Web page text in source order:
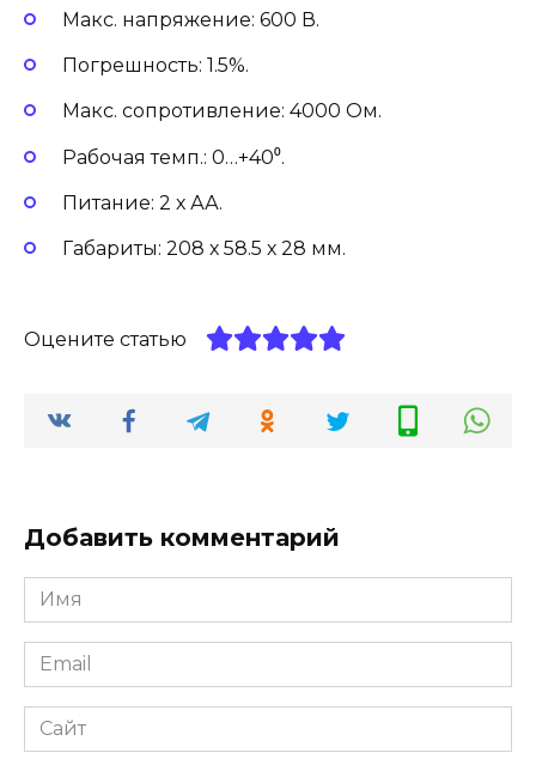
Макс. напряжение: 600 В.
Погрешность: 1.5%.
Макс. сопротивление: 4000 Ом.
Рабочая темп.: 0…+40⁰.
Питание: 2 х АА.
Габариты: 208 х 58.5 х 28 мм.
Оцените статью
Добавить комментарий
Имя
Email
Сайт